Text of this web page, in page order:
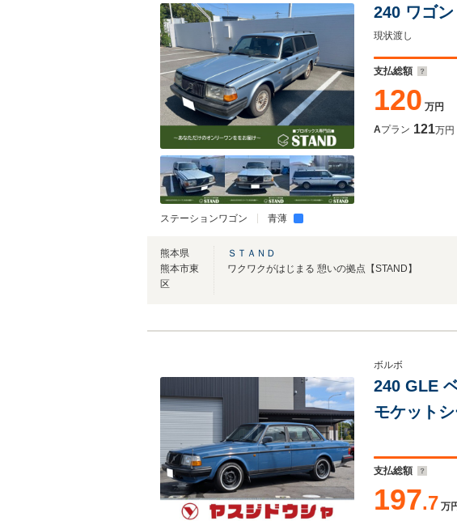
ステーションワゴン 青薄
240 ワゴン
現状渡し
支払総額
120 万円
Aプラン 121万円
熊本県
熊本市東
区
ＳＴＡＮＤ
ワクワクがはじまる 憩いの拠点【STAND】
ボルボ
240 GLE
モケット
支払総額
197.7 万